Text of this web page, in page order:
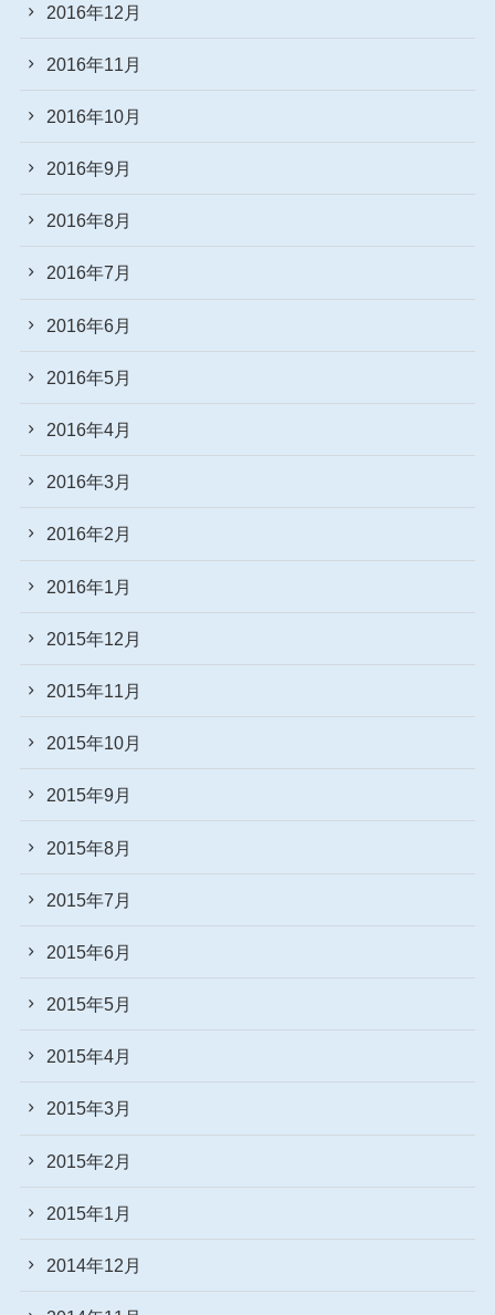
2016年12月
2016年11月
2016年10月
2016年9月
2016年8月
2016年7月
2016年6月
2016年5月
2016年4月
2016年3月
2016年2月
2016年1月
2015年12月
2015年11月
2015年10月
2015年9月
2015年8月
2015年7月
2015年6月
2015年5月
2015年4月
2015年3月
2015年2月
2015年1月
2014年12月